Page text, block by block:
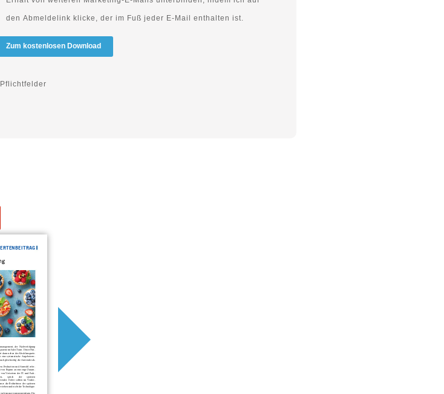
den Abmeldelink klicke, der im Fuß jeder E-Mail enthalten ist.
Zum kostenlosen Download
Pflichtfelder